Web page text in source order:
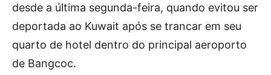
desde a última segunda-feira, quando evitou ser
deportada ao Kuwait após se trancar em seu
quarto de hotel dentro do principal aeroporto
de Bangcoc.